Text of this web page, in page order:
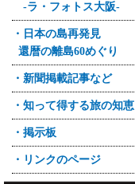
-ラ・フォトス大阪-
・日本の島再発見
還暦の離島60めぐり
・新聞掲載記事など
・知って得する旅の知恵
・掲示板
・リンクのページ